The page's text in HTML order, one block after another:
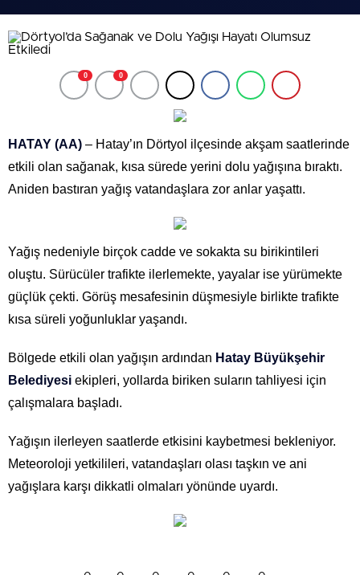
0 0
HATAY (AA) – Hatay’ın Dörtyol ilçesinde akşam saatlerinde
etkili olan sağanak, kısa sürede yerini dolu yağışına bıraktı.
Aniden bastıran yağış vatandaşlara zor anlar yaşattı.
Yağış nedeniyle birçok cadde ve sokakta su birikintileri
oluştu. Sürücüler trafikte ilerlemekte, yayalar ise yürümekte
güçlük çekti. Görüş mesafesinin düşmesiyle birlikte trafikte
kısa süreli yoğunluklar yaşandı.
Bölgede etkili olan yağışın ardından Hatay Büyükşehir
Belediyesi ekipleri, yollarda biriken suların tahliyesi için
çalışmalara başladı.
Yağışın ilerleyen saatlerde etkisini kaybetmesi bekleniyor.
Meteoroloji yetkilileri, vatandaşları olası taşkın ve ani
yağışlara karşı dikkatli olmaları yönünde uyardı.